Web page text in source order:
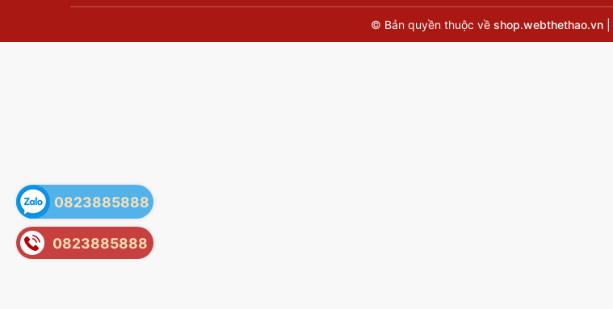
© Bản quyền thuộc về shop.webthethao.vn
0823885888
0823885888